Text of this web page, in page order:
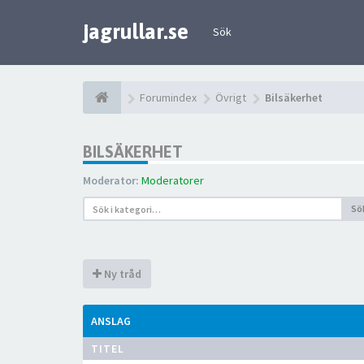
jagrullar.se Sök
Forumindex Övrigt Bilsäkerhet
BILSÄKERHET
Moderator: Moderatorer
Ny tråd
ANSLAG
TITEL